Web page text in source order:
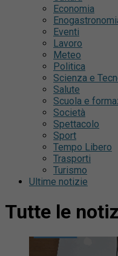
Economia
Eventi
Lavoro
Meteo
Politica
Scienza e
Salute
Scuola e
Società
Spettacolo
Sport
Tempo Libero
Trasporti
Turismo
Ultime notizie
Tutte le